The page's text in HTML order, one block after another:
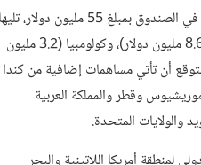
وحتى الآن، فإن البرازيل هي أكبر مساهم في الصندوق بمبلغ 55 مليون دولار،
النرويج (31.2 مليون دولار)، وأستراليا (8.6 مليون دولار)، وكولومبيا (3.2 مليون
ومن المتوقع أن تأتي مساهمات إضافية من كندا
وقطر والمملكة العربية
والولايات المتحدة.